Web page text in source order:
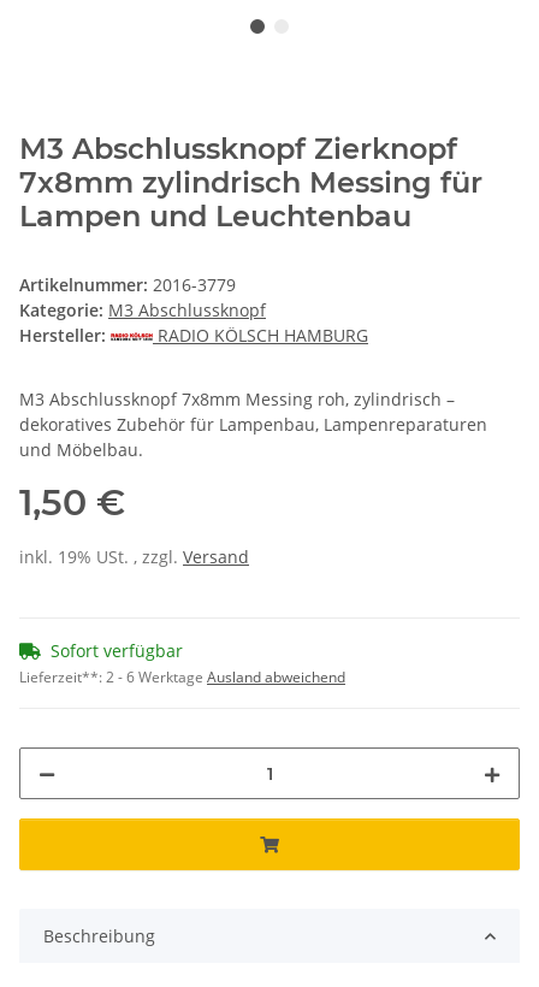
M3 Abschlussknopf Zierknopf
7x8mm zylindrisch Messing für
Lampen und Leuchtenbau
Artikelnummer: 2016-3779
Kategorie: M3 Abschlussknopf
Hersteller:
RADIO KÖLSCH HAMBURG
M3 Abschlussknopf 7x8mm Messing roh, zylindrisch –
dekoratives Zubehör für Lampenbau, Lampenreparaturen
und Möbelbau.
1,50 €
inkl. 19% USt. , zzgl. Versand
Sofort verfügbar
Lieferzeit**:2 - 6 Werktage Ausland abweichend
Beschreibung